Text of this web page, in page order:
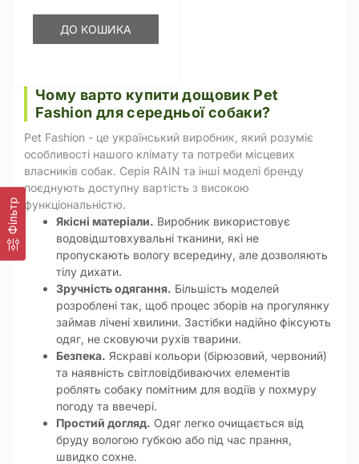
Фільтр
ДО КОШИКА
Чому варто купити дощовик Pet
Fashion для середньої собаки?
Pet Fashion - це український виробник, який розуміє
особливості нашого клімату та потреби місцевих
власників собак. Серія RAIN та інші моделі бренду
поєднують доступну вартість з високою
функціональністю.
Якісні матеріали. Виробник використовує
водовідштовхувальні тканини, які не
пропускають вологу всередину, але дозволяють
тілу дихати.
Зручність одягання. Більшість моделей
розроблені так, щоб процес зборів на прогулянку
займав лічені хвилини. Застібки надійно фіксують
одяг, не сковуючи рухів тварини.
Безпека. Яскраві кольори (бірюзовий, червоний)
та наявність світловідбиваючих елементів
роблять собаку помітним для водіїв у похмуру
погоду та ввечері.
Простий догляд. Одяг легко очищається від
бруду вологою губкою або під час прання,
швидко сохне.